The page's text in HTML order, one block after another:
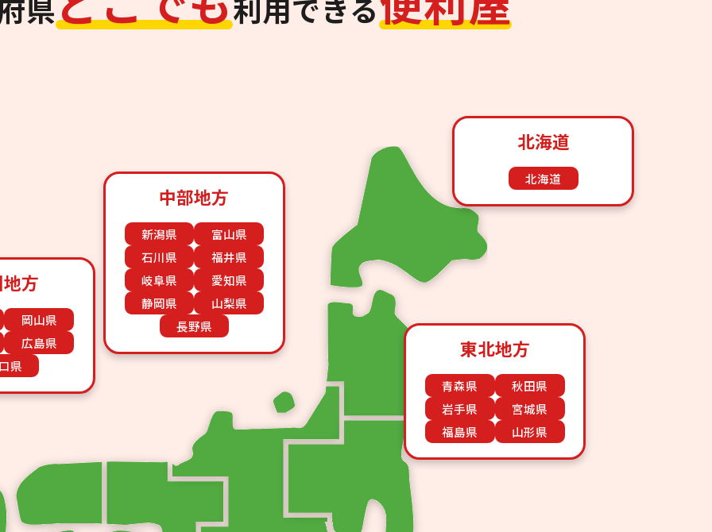
県 利用できる
北海道
北海道
東北地方
青森県
秋田県
岩手県
宮城県
福島県
山形県
中部地方
新潟県
富山県
石川県
福井県
岐阜県
愛知県
静岡県
山梨県
長野県
方
岡山県
広島県
県